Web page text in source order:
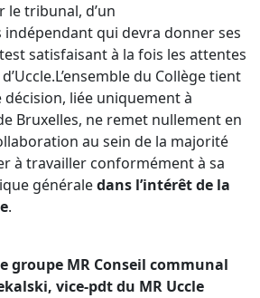
le tribunal, d’un
qui devra donner ses
satisfaisant à la fois les attentes
du Collège tient
liée uniquement à
Bruxelles, ne remet nullement en
au sein de la majorité
à travailler conformément à sa
généraledans l’intérêt de la
.
groupe MR Conseil communal
vice-pdt du MR Uccle